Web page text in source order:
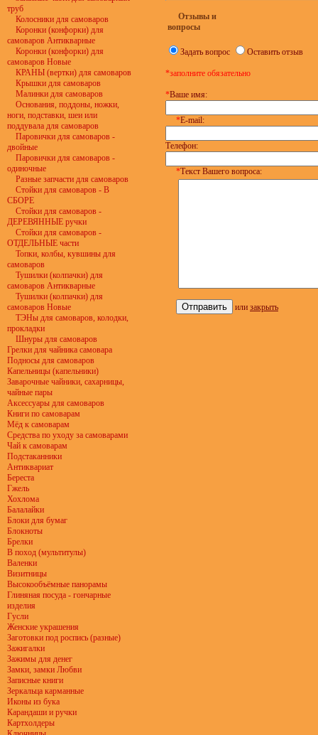
труб
Колосники для самоваров
Коронки (конфорки) для
самоваров Антикварные
Коронки (конфорки) для
самоваров Новые
КРАНЫ (вертки) для самоваров
Крышки для самоваров
Малинки для самоваров
Основания, поддоны, ножки,
ноги, подставки, шеи или
поддувала для самоваров
Паровички для самоваров -
двойные
Паровички для самоваров -
одиночные
Разные запчасти для самоваров
Стойки для самоваров - В
СБОРЕ
Стойки для самоваров -
ДЕРЕВЯННЫЕ ручки
Стойки для самоваров -
ОТДЕЛЬНЫЕ части
Топки, колбы, кувшины для
самоваров
Тушилки (колпачки) для
самоваров Антикварные
Тушилки (колпачки) для
самоваров Новые
ТЭНы для самоваров, колодки,
прокладки
Шнуры для самоваров
Грелки для чайника самовара
Подносы для самоваров
Капельницы (капельники)
Заварочные чайники, сахарницы,
чайные пары
Аксессуары для самоваров
Книги по самоварам
Мёд к самоварам
Средства по уходу за самоварами
Чай к самоварам
Подстаканники
Антиквариат
Береста
Гжель
Хохлома
Балалайки
Блоки для бумаг
Блокноты
Брелки
В поход (мультитулы)
Валенки
Визитницы
Высокообъёмные панорамы
Глиняная посуда - гончарные
изделия
Гусли
Женские украшения
Заготовки под роспись (разные)
Зажигалки
Зажимы для денег
Замки, замки Любви
Записные книги
Зеркальца карманные
Иконы из бука
Карандаши и ручки
Картхолдеры
Отзывы и
вопросы
Задать вопрос Оставить отзыв
*заполните обязательно
*Ваше имя:
*E-mail:
Телефон:
*Текст Вашего вопроса:
или закрыть